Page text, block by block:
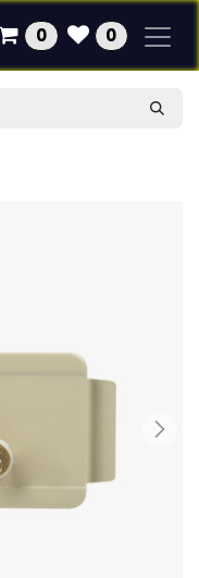
0 0